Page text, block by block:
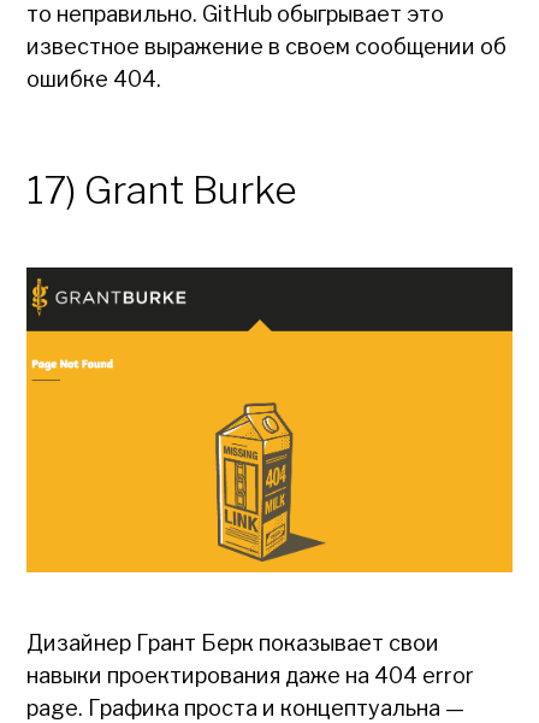
то неправильно. GitHub обыгрывает это
известное выражение в своем сообщении об
ошибке 404.
17) Grant Burke
Дизайнер Грант Берк показывает свои
навыки проектирования даже на 404 error
page. Графика проста и концептуальна —